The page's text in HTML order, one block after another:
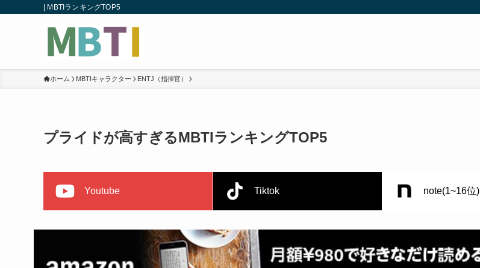
| MBTIランキングTOP5
ホーム MBTIキャラクター ENTJ（指揮官）
プライドが高すぎるMBTIランキングTOP5
Youtube Tiktok note(1~16位)